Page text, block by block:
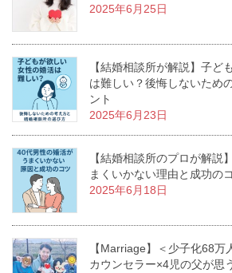
2025年6月25日
【結婚相談所が解説】子ど
は難しい？後悔しないため
ント
2025年6月23日
【結婚相談所のプロが解説
まくいかない理由と成功の
2025年6月18日
【Marriage】＜少子化68万
カウンセラー×4児の父が思